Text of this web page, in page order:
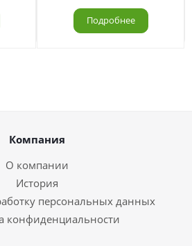
Подробнее
Компания
О компании
История
персональных данных
конфиденциальности